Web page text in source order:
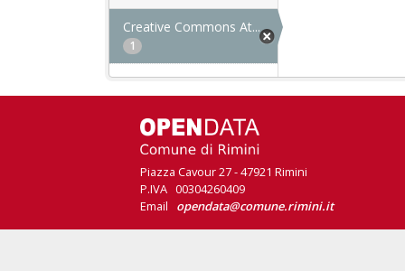
Creative Commons At...
1
Piazza Cavour 27 - 47921 Rimini
P.IVA 00304260409
Email opendata@comune.rimini.it